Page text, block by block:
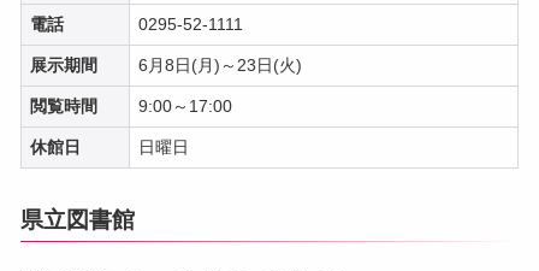
電話 0295-52-1111
展示期間 6月8日(月)～23日(火)
閲覧時間 9:00～17:00
休館日 日曜日
県立図書館